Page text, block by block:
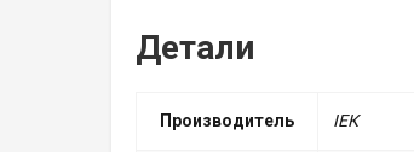
Детали
Производитель ІЕК